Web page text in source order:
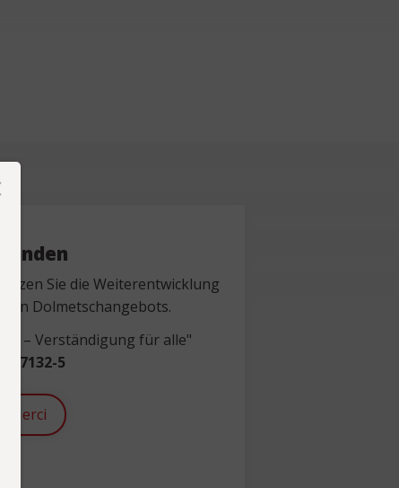
Spenden
Sie die Weiterentwicklung
Dolmetschangebots.
– Verständigung für alle"
01-67132-5
Merci